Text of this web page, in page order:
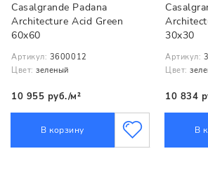
Casalgrande Padana
Architecture Acid Green
60x60
Артикул: 3600012
Цвет: зеленый
10 955 руб./м²
В корзину
30x30
Артикул:
Цвет:
10 834
В